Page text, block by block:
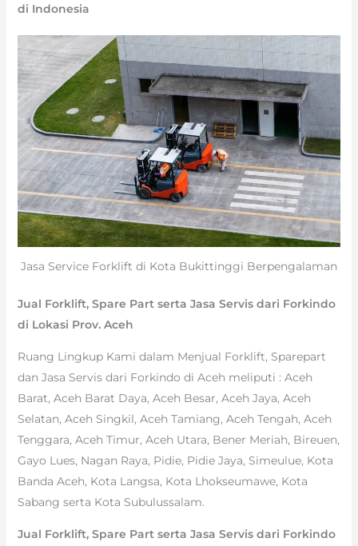
di Indonesia
Jasa Service Forklift di Kota Bukittinggi Berpengalaman
Jual Forklift, Spare Part serta Jasa Servis dari Forkindo
di Lokasi Prov. Aceh
Ruang Lingkup Kami dalam Menjual Forklift, Sparepart
dan Jasa Servis dari Forkindo di Aceh meliputi : Aceh
Barat, Aceh Barat Daya, Aceh Besar, Aceh Jaya, Aceh
Selatan, Aceh Singkil, Aceh Tamiang, Aceh Tengah, Aceh
Tenggara, Aceh Timur, Aceh Utara, Bener Meriah, Bireuen,
Gayo Lues, Nagan Raya, Pidie, Pidie Jaya, Simeulue, Kota
Banda Aceh, Kota Langsa, Kota Lhokseumawe, Kota
Sabang serta Kota Subulussalam.
Jual Forklift, Spare Part serta Jasa Servis dari Forkindo